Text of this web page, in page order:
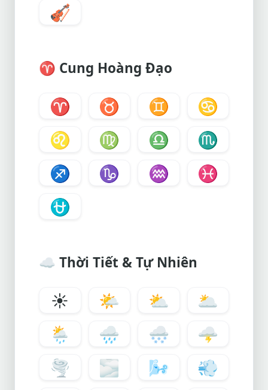
🎻
♈ Cung Hoàng Đạo
♈ ♉ ♊
♋
♌
♍ ♎
♏
♐
♑ ♒
♓
⛎
☁️ Thời Tiết & Tự Nhiên
☀️ 🌤️ ⛅
🌥️
🌦️
🌧️ 🌨️
🌩️
🌪️
🌫️ 🌬️
💨